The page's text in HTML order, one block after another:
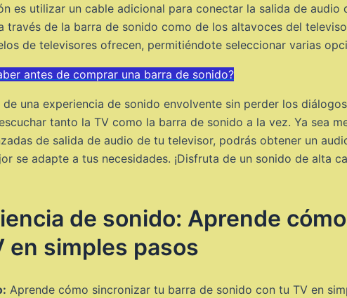
es utilizar un cable adicional para conectar la salida de
través de la barra de sonido como de los altavoces del
de televisores ofrecen, permitiéndote seleccionar varias
antes de comprar una barra de sonido?
una experiencia de sonido envolvente sin perder los
tanto la TV como la barra de sonido a la vez. Ya sea
de salida de audio de tu televisor, podrás obtener un
se adapte a tus necesidades. ¡Disfruta de un sonido de alta
de sonido: Aprende
en simples pasos
Aprende cómo sincronizar tu barra de sonido con tu TV en